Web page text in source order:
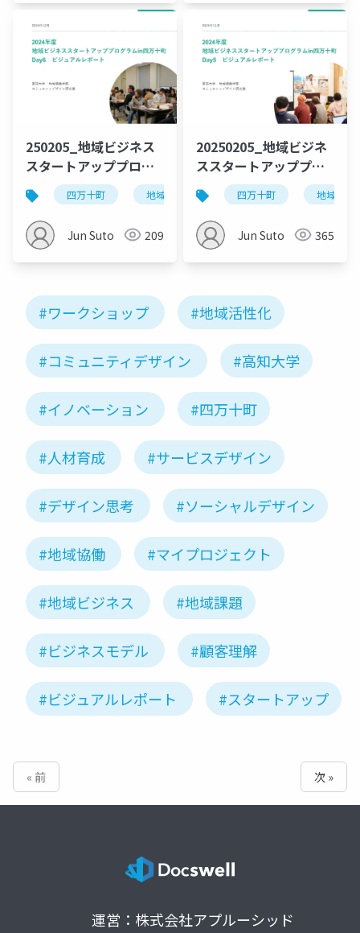
250205_地域ビジネス
スタートアッププログ
ラムin四万十町_Day6
四万十町 地域ビジネス 高知大学 ローカ
Jun Suto 209
20250205_地域ビジネ
ススタートアッププロ
グラムin四万十町
_Day5
四万十町 地域ビジ
Jun Suto 365
#ワークショップ #地域活性化
#コミュニティデザイン #高知大学
#イノベーション #四万十町
#人材育成 #サービスデザイン
#デザイン思考 #ソーシャルデザイン
#地域協働 #マイプロジェクト
#地域ビジネス #地域課題
#ビジネスモデル #顧客理解
#ビジュアルレポート #スタートアップ
« 前 次 »
運営：株式会社アプルーシッド